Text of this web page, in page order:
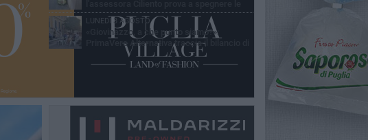
polemiche
LUNEDÌ 3 AGOSTO
«Giovinazzo, a che punto siamo?»:
PrimaVera Alternativa traccia il bilancio di